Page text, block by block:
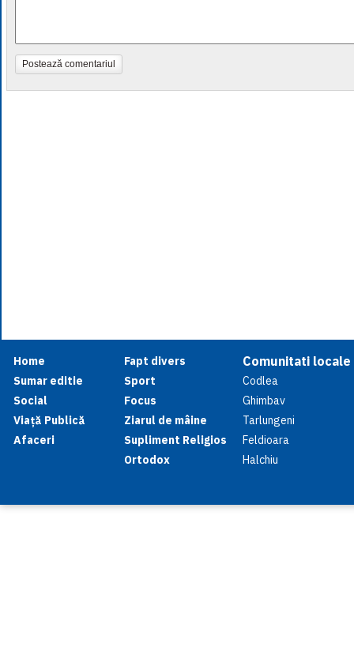
Postează comentariul
Home
Sumar editie
Social
Viață Publică
Afaceri
Fapt divers
Sport
Focus
Ziarul de mâine
Supliment Religios
Ortodox
Comunitati locale
Codlea
Ghimbav
Tarlungeni
Feldioara
Halchiu